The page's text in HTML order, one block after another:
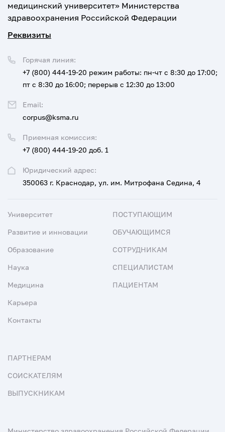
медицинский университет» Министерства
здравоохранения Российской Федерации
Реквизиты
Юридический адрес:
350063 г. Краснодар, ул. им. Митрофана Седина, 4
Приемная комиссия:
+7 (800) 444-19-20 доб. 1
Горячая линия:
+7 (800) 444-19-20 режим работы: пн-чт с 8:30 до 17:00;
пт с 8:30 до 16:00; перерыв с 12:30 до 13:00
Email:
corpus@ksma.ru
Университет
Развитие и инновации
Образование
Наука
Медицина
Карьера
Контакты
ПОСТУПАЮЩИМ
ОБУЧАЮЩИМСЯ
СОТРУДНИКАМ
СПЕЦИАЛИСТАМ
ПАЦИЕНТАМ
ПАРТНЕРАМ
СОИСКАТЕЛЯМ
ВЫПУСКНИКАМ